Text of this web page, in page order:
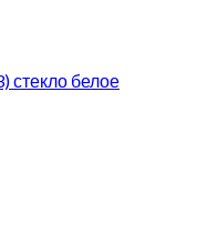
стекло белое